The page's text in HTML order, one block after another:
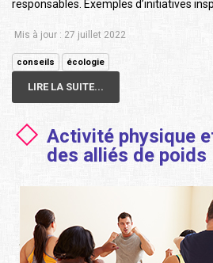
responsables. Exemples d’initiatives
Mis à jour : 27 juillet 2022
conseils écologie
LIRE LA SUITE...
Activité physique
des alliés de poids